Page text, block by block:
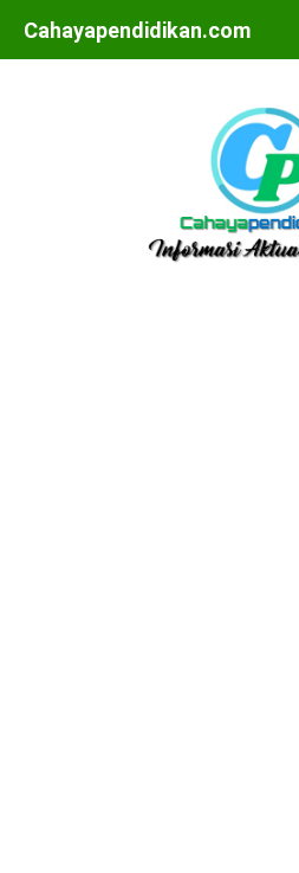
Skip
to
Cahayapendidikan.com